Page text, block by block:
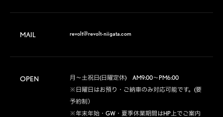
MAIL revolt@revolt-niigata.com
OPEN
月～土祝日(日曜定休)　AM9:00～PM6:00
※日曜日はお預り・ご納車のみ対応可能です。(要
予約制）
※年末年始・GW・夏季休業期間はHP上でご案内